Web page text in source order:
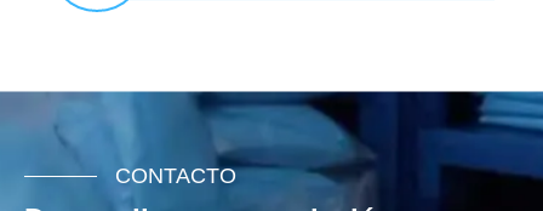
CONTACTO